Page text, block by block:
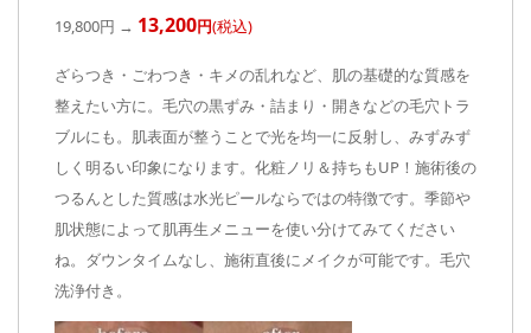
19,800円 → 13,200円(税込)
ざらつき・ごわつき・キメの乱れなど、肌の基礎的な質感を
整えたい方に。毛穴の黒ずみ・詰まり・開きなどの毛穴トラ
ブルにも。肌表面が整うことで光を均一に反射し、みずみず
しく明るい印象になります。化粧ノリ＆持ちもUP！施術後の
つるんとした質感は水光ピールならではの特徴です。季節や
肌状態によって肌再生メニューを使い分けてみてください
ね。ダウンタイムなし、施術直後にメイクが可能です。毛穴
洗浄付き。